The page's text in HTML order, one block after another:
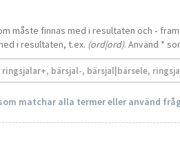
måste finnas med i resultaten och -
i resultaten, t.ex. (ord|ord). Använd *
matchar alla termer eller använd